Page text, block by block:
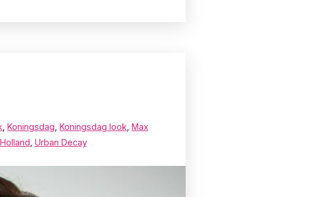
Koningsdag Koningsdag look Max
Urban Decay